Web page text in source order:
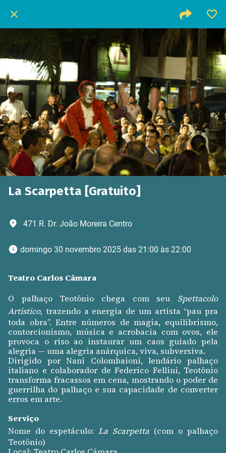
La Scarpetta [Gratuito]
471 R. Dr. João Moreira Centro
domingo 30 novembro 2025 das 21:00 às 22:00
Teatro Carlos Câmara
O palhaço Teotônio chega com seu Spettacolo
Artistico, trazendo a energia de um artista “pau pra
toda obra”. Entre números de magia, equilibrismo,
contorcionismo, música e acrobacia com ovos, ele
provoca o riso ao instaurar um caos guiado pela
alegria — uma alegria anárquica, viva, subversiva.
Dirigido por Nani Colombaioni, lendário palhaço
italiano e colaborador de Federico Fellini, Teotônio
transforma fracassos em cena, mostrando o poder de
guerrilha do palhaço e sua capacidade de converter
erros em arte.
Serviço
Nome do espetáculo: La Scarpetta (com o palhaço
Teotônio)